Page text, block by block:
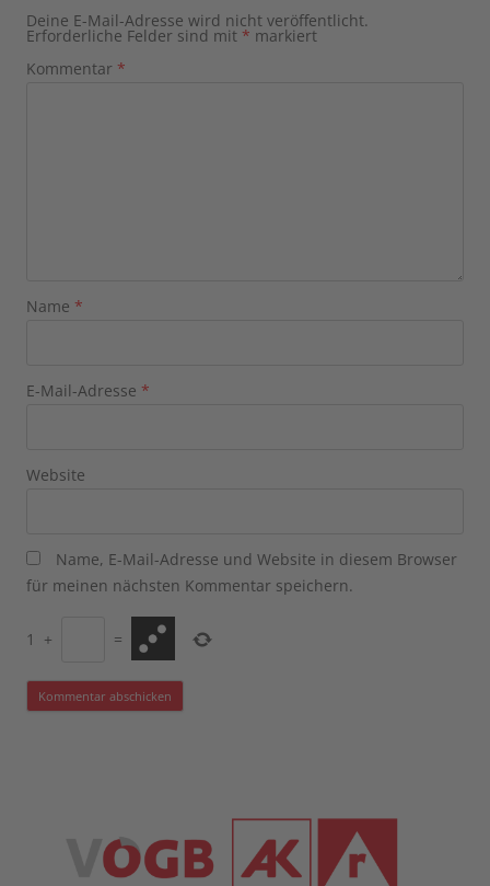
Deine E-Mail-Adresse wird nicht veröffentlicht.
Erforderliche Felder sind mit * markiert
Kommentar *
Name *
E-Mail-Adresse *
Website
Name, E-Mail-Adresse und Website in diesem Browser
für meinen nächsten Kommentar speichern.
1 + =